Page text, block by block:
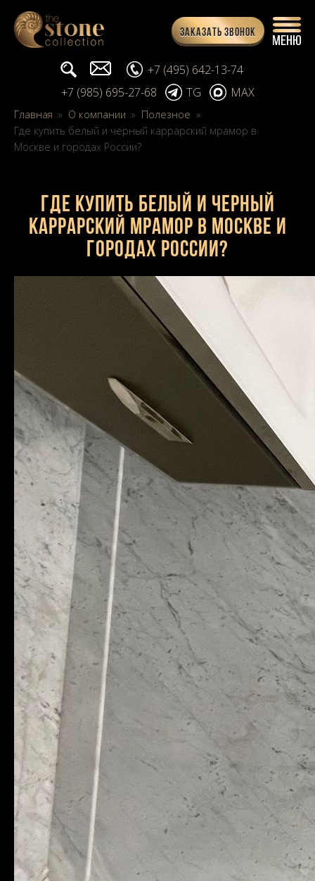
Заказать звонок
Поиск... info@stone-collection.ru
+7 (495) 642-13-74
+7 (985) 695-27-68
TG MAX
Главная » О компании » Полезное »
Где купить белый и черный каррарский мрамор в
Москве и городах России?
Где купить белый и черный
каррарский мрамор в Москве и
городах России?